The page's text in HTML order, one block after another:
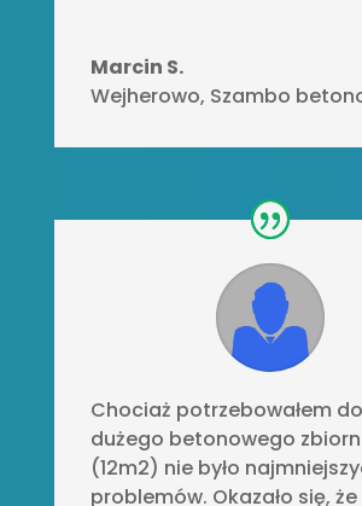
Marcin S.
Wejherowo, Szambo
Chociaż potrzebowałem
dużego betonowego
(12m2) nie było
problemów. Okazało się,